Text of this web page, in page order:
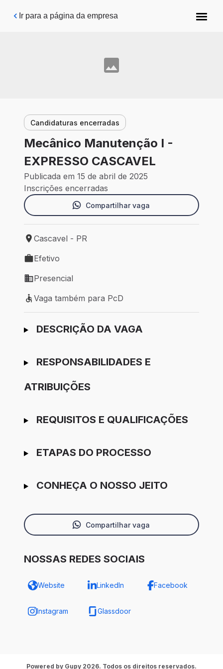
Pular para o conteúdo principal
Ir para a página da empresa
Candidaturas encerradas
Mecânico Manutenção I -
EXPRESSO CASCAVEL
Publicada em 15 de abril de 2025
Inscrições encerradas
Compartilhar vaga
Local de trabalho: Cascavel - PR
Cascavel - PR
Tipo de vaga: Efetivo
Efetivo
Modelo de trabalho: Presencial
Presencial
Vaga também para PcD
Vaga também para PcD
Ir para candidatura
DESCRIÇÃO DA VAGA
RESPONSABILIDADES E
ATRIBUIÇÕES
REQUISITOS E QUALIFICAÇÕES
ETAPAS DO PROCESSO
CONHEÇA O NOSSO JEITO
Compartilhar vaga
NOSSAS REDES SOCIAIS
Website LinkedIn Facebook
Instagram Glassdoor
Powered by Gupy 2026. Todos os direitos reservados.